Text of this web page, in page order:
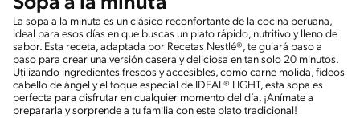
La sopa a la minuta es un clásico reconfortante de la cocina peruana,
ideal para esos días en que buscas un plato rápido, nutritivo y lleno de
sabor. Esta receta, adaptada por Recetas Nestlé®, te guiará paso a
paso para crear una versión casera y deliciosa en tan solo 20 minutos.
Utilizando ingredientes frescos y accesibles, como carne molida, fideos
cabello de ángel y el toque especial de IDEAL® LIGHT, esta sopa es
perfecta para disfrutar en cualquier momento del día. ¡Anímate a
prepararla y sorprende a tu familia con este plato tradicional!